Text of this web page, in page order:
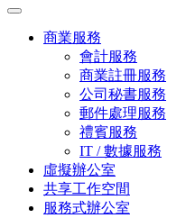
商業服務
會計服務
商業註冊服務
公司秘書服務
郵件處理服務
禮賓服務
IT / 數據服務
虛擬辦公室
共享工作空間
服務式辦公室